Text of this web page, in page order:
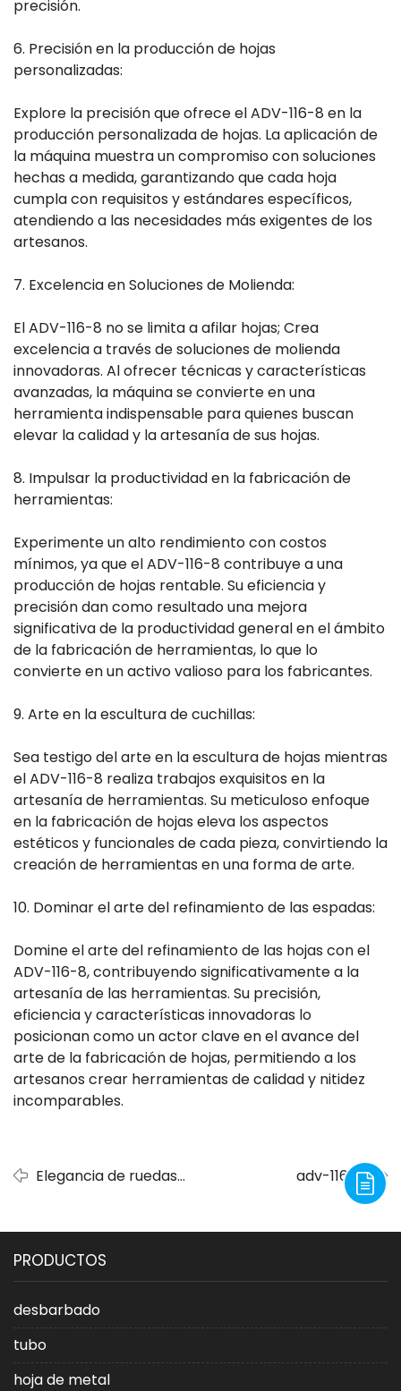
precisión.
6. Precisión en la producción de hojas
personalizadas:
Explore la precisión que ofrece el ADV-116-8 en la
producción personalizada de hojas. La aplicación de
la máquina muestra un compromiso con soluciones
hechas a medida, garantizando que cada hoja
cumpla con requisitos y estándares específicos,
atendiendo a las necesidades más exigentes de los
artesanos.
7. Excelencia en Soluciones de Molienda:
El ADV-116-8 no se limita a afilar hojas; Crea
excelencia a través de soluciones de molienda
innovadoras. Al ofrecer técnicas y características
avanzadas, la máquina se convierte en una
herramienta indispensable para quienes buscan
elevar la calidad y la artesanía de sus hojas.
8. Impulsar la productividad en la fabricación de
herramientas:
Experimente un alto rendimiento con costos
mínimos, ya que el ADV-116-8 contribuye a una
producción de hojas rentable. Su eficiencia y
precisión dan como resultado una mejora
significativa de la productividad general en el ámbito
de la fabricación de herramientas, lo que lo
convierte en un activo valioso para los fabricantes.
9. Arte en la escultura de cuchillas:
Sea testigo del arte en la escultura de hojas mientras
el ADV-116-8 realiza trabajos exquisitos en la
artesanía de herramientas. Su meticuloso enfoque
en la fabricación de hojas eleva los aspectos
estéticos y funcionales de cada pieza, convirtiendo la
creación de herramientas en una forma de arte.
10. Dominar el arte del refinamiento de las espadas:
Domine el arte del refinamiento de las hojas con el
ADV-116-8, contribuyendo significativamente a la
artesanía de las herramientas. Su precisión,
eficiencia y características innovadoras lo
posicionan como un actor clave en el avance del
arte de la fabricación de hojas, permitiendo a los
artesanos crear herramientas de calidad y nitidez
incomparables.
Elegancia de ruedas
408
adv-116-8
establece un nuevo
PRODUCTOS
desbarbado
tubo
hoja de metal